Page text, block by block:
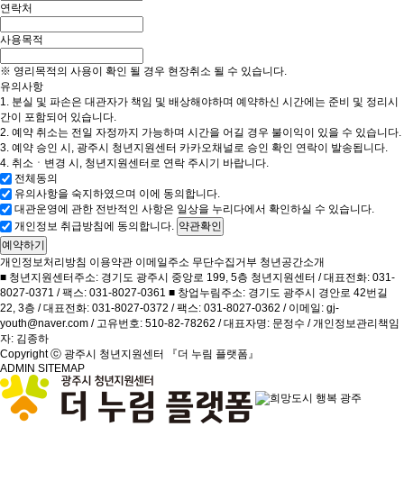
연락처
사용목적
※ 영리목적의 사용이 확인 될 경우 현장취소 될 수 있습니다.
유의사항
1. 분실 및 파손은 대관자가 책임 및 배상해야하며 예약하신 시간에는 준비 및 정리시
간이 포함되어 있습니다.
2. 예약 취소는 전일 자정까지 가능하며 시간을 어길 경우 불이익이 있을 수 있습니다.
3. 예약 승인 시, 광주시 청년지원센터 카카오채널로 승인 확인 연락이 발송됩니다.
4. 취소ㆍ변경 시, 청년지원센터로 연락 주시기 바랍니다.
전체동의
유의사항을 숙지하였으며 이에 동의합니다.
대관운영에 관한 전반적인 사항은 일상을 누리다에서 확인하실 수 있습니다.
개인정보 취급방침에 동의합니다.
약관확인
예약하기
개인정보처리방침 이용약관 이메일주소 무단수집거부 청년공간소개
■ 청년지원센터주소: 경기도 광주시 중앙로 199, 5층 청년지원센터 / 대표전화: 031-
8027-0371 / 팩스: 031-8027-0361 ■ 창업누림주소: 경기도 광주시 경안로 42번길
22, 3층 / 대표전화: 031-8027-0372 / 팩스: 031-8027-0362 / 이메일: gj-
youth@naver.com / 고유번호: 510-82-78262 / 대표자명: 문정수 / 개인정보관리책임
자: 김종하
Copyright ⓒ 광주시 청년지원센터 『더 누림 플랫폼』
ADMIN SITEMAP